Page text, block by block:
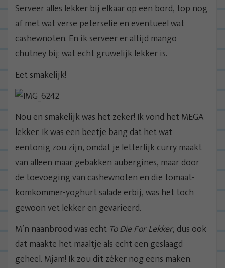
Serveer alles lekker bij elkaar op een bord, top nog
af met wat verse peterselie en eventueel wat
cashewnoten. En ik serveer er altijd mango
chutney bij; wat echt gruwelijk lekker is.
Eet smakelijk!
Nou en smakelijk was het zeker! Ik vond het MEGA
lekker. Ik was een beetje bang dat het wat
eentonig zou zijn, omdat je letterlijk curry maakt
van alleen maar gebakken aubergines, maar door
de toevoeging van cashewnoten en die tomaat-
komkommer-yoghurt salade erbij, was het toch
gewoon vet lekker en gevarieerd.
M’n naanbrood was echt To Die For Lekker, dus ook
dat maakte het maaltje als echt een geslaagd
geheel. Mjam! Ik zou dit zéker nog eens maken.